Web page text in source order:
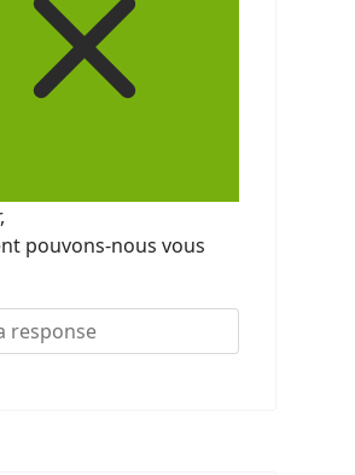
pouvons-nous vous